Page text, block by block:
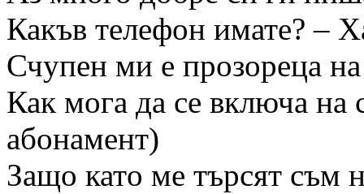
Какъв телефон имате? –
Счупен ми е прозореца
Как мога да се включа на
абонамент)
Защо катo ме търсят съм